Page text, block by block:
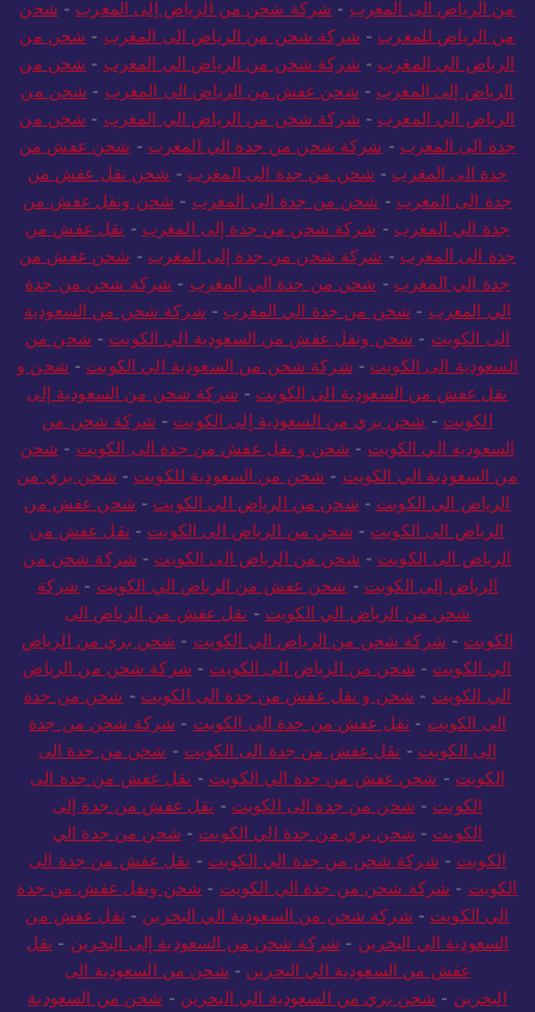
من الرياض الى المغرب - شركة شحن من الرياض إلى المغرب - شحن
من الرياض للمغرب - شركة شحن من الرياض الى المغرب - شحن من
الرياض الي المغرب - شركة شحن من الرياض الي المغرب - شحن من
الرياض إلى المغرب - شحن عفش من الرياض الى المغرب - شحن من
الرياض الي المغرب - شركة شحن من الرياض الي المغرب - شحن من
جدة الى المغرب - شركة شحن من جدة الي المغرب - شحن عفش من
جدة الى المغرب - شحن من جدة الى المغرب - شحن نقل عفش من
جدة الى المغرب - شحن من جدة الى المغرب - شحن ونقل عفش من
جدة الي المغرب - شركة شحن من جدة إلى المغرب - نقل عفش من
جدة الى المغرب - شركة شحن من جدة إلى المغرب - شحن عفش من
جدة الي المغرب - شحن من جدة الي المغرب - شركة شحن من جدة
الي المغرب - شحن من جدة الي المغرب - شركة شحن من السعودية
الى الكويت - شحن ونقل عفش من السعودية الي الكويت - شحن من
السعودية الى الكويت - شركة شحن من السعودية الي الكويت - شحن و
نقل عفش من السعودية الي الكويت - شركة شحن من السعودية إلى
الكويت - شحن بري من السعودية إلى الكويت - شركة شحن من
السعودية الي الكويت - شحن و نقل عفش من جدة الى الكويت - شحن
من السعودية الي الكويت - شحن من السعودية للكويت - شحن بري من
الرياض الي الكويت - شحن من الرياض الي الكويت - شحن عفش من
الرياض الى الكويت - شحن من الرياض الى الكويت - نقل عفش من
الرياض الى الكويت - شحن من الرياض الى الكويت - شركة شحن من
الرياض إلى الكويت - شحن عفش من الرياض الي الكويت - شركة
شحن من الرياض الي الكويت - نقل عفش من الرياض الى
الكويت - شركة شحن من الرياض الي الكويت - شحن بري من الرياض
الي الكويت - شحن من الرياض الى الكويت - شركة شحن من الرياض
الي الكويت - شحن و نقل عفش من جدة الى الكويت - شحن من جدة
الى الكويت - نقل عفش من جدة الى الكويت - شركة شحن من جدة
إلى الكويت - نقل عفش من جدة الى الكويت - شحن من جدة الى
الكويت - شحن عفش من جدة الي الكويت - نقل عفش من جدة الى
الكويت - شحن من جدة الى الكويت - نقل عفش من جدة إلى
الكويت - شحن بري من جدة الي الكويت - شحن من جدة الي
الكويت - شركة شحن من جدة الي الكويت - نقل عفش من جدة الى
الكويت - شركة شحن من جدة الي الكويت - شحن ونقل عفش من جدة
الي الكويت - شركة شحن من السعودية الي البحرين - نقل عفش من
السعودية الي البحرين - شركة شحن من السعودية إلى البحرين - نقل
عفش من السعودية الي البحرين - شحن من السعودية الى
البحرين - شحن بري من السعودية الي البحرين - شحن من السعودية